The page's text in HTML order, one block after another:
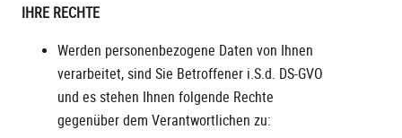
IHRE RECHTE
Werden personenbezogene Daten von Ihnen
verarbeitet, sind Sie Betroffener i.S.d. DS-GVO
und es stehen Ihnen folgende Rechte
gegenüber dem Verantwortlichen zu: